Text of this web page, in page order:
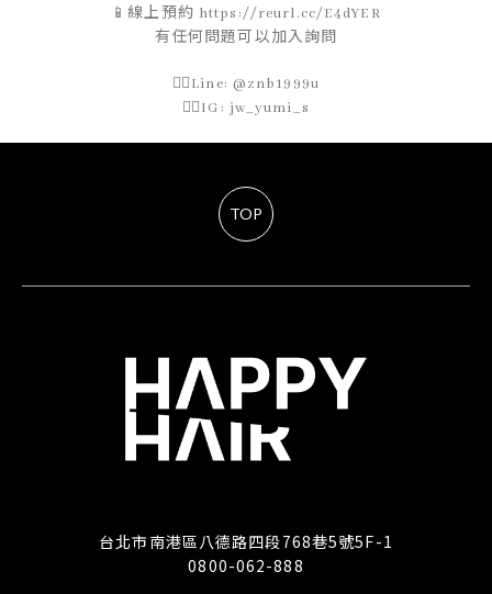
📱線上預約 https://reurl.cc/E4dYER
有任何問題可以加入詢問
👉🏻Line: @znb1999u
👉🏻IG: jw_yumi_s
TOP
台北市南港區八德路四段768巷5號5F-1
0800-062-888